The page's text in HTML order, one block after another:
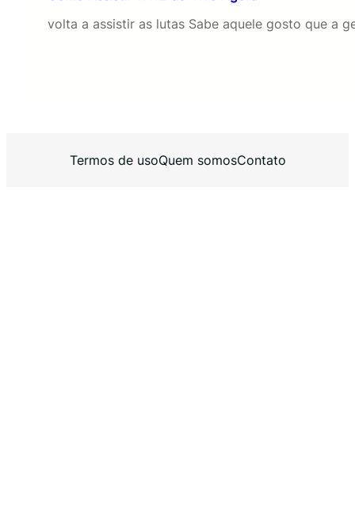
volta a assistir as lutas Sabe aquele gosto que a
Termos de usoQuem somosContato